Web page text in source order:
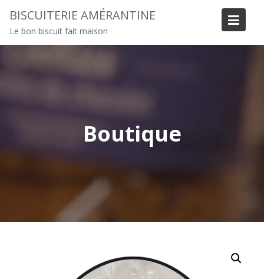
BISCUITERIE AMÉRANTINE
Le bon biscuit fait maison
Boutique